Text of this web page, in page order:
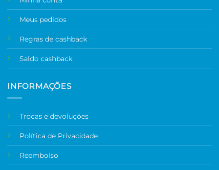
Meus pedidos
Regras de cashback
Saldo cashback
INFORMAÇÕES
Trocas e devoluções
Política de Privacidade
Reembolso